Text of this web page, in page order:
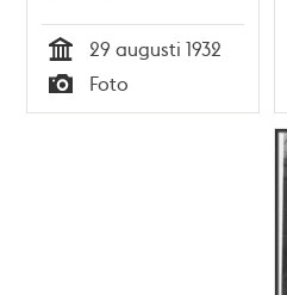
och Ängbyvägen
mot norr
Tid
29 augusti 1932
Typ
Foto